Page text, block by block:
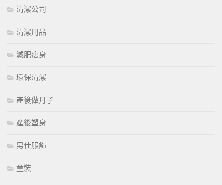
清潔公司
清潔用品
減肥瘦身
環保清潔
產後做月子
產後塑身
男仕服飾
童裝